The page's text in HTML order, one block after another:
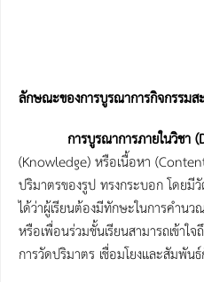
ลักษณะของการบูรณาการกิจกรรมส
การบูรณาการภายในวิชา
(Knowledge) หรือเนื้อหา
ปริมาตรของรูป ทรงกระบอก โดยมี
ได้ว่าผู้เรียนต้องมีทักษะในการคำน
หรือเพื่อนร่วมชั้นเรียนสามารถเข้าใ
การวัดปริมาตร เชื่อมโยงและสัมพัน